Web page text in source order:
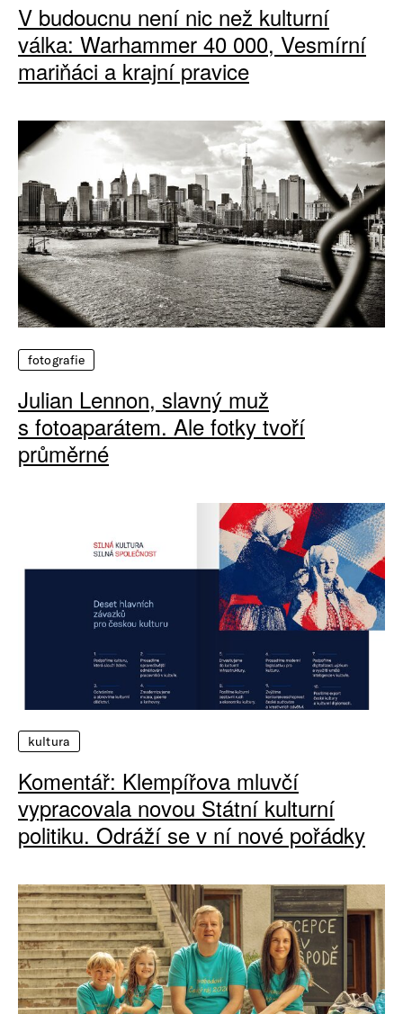
V budoucnu není nic než kulturní
válka: Warhammer 40 000, Vesmírní
mariňáci a krajní pravice
fotografie
Julian Lennon, slavný muž
s fotoaparátem. Ale fotky tvoří
průměrné
kultura
Komentář: Klempířova mluvčí
vypracovala novou Státní kulturní
politiku. Odráží se v ní nové pořádky